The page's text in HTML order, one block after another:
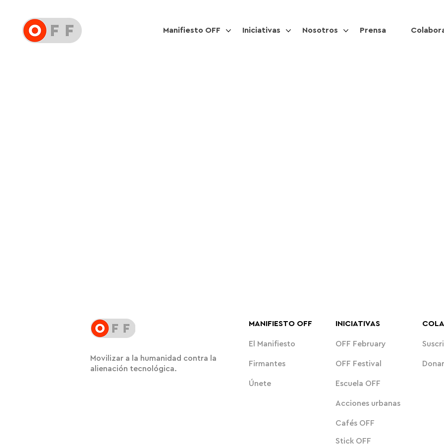
Manifiesto OFF Iniciativas Nosotros Prensa
Movilizar a la humanidad contra la
alienación tecnológica.
MANIFIESTO OFF
El Manifiesto
Firmantes
Únete
INICIATIVAS
OFF February
OFF Festival Donar
Escuela OFF
Acciones urbanas
Cafés OFF
Stick OFF